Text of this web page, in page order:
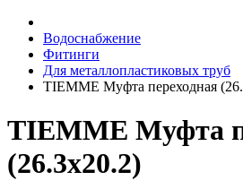
Водоснабжение
Фитинги
Для металлопластиковых труб
TIEMME Муфта переходная
TIEMME Муфта
(26.3х20.2)